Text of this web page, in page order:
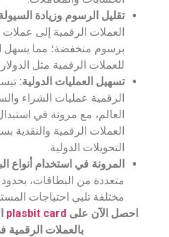
تقليل الرسوم وزيادة
العملات الرقمية إلى
برسوم منخفضة؛ مما يسهل
للعملات الرقمية مثل
تسهيل العمليات الدولية:
الرقمية عمليات الشراء
العالم، مع مرونة في
العملات الرقمية والنقدية
التحويلات الدولية.
المرونة في استخدام أنواع
متعددة من البطاقات،
مختلفة تلبي احتياجات
احصل الآن علىplasbit card
بالعملات